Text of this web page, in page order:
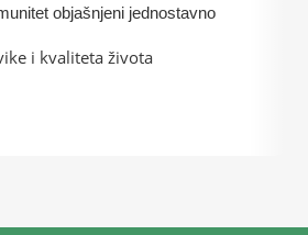
objašnjeni jednostavno
i kvaliteta života